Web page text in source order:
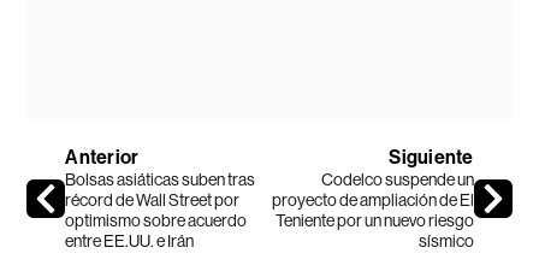
Anterior
Bolsas asiáticas suben tras
récord de Wall Street por
optimismo sobre acuerdo
entre EE.UU. e Irán
Siguiente
Codelco suspende un
proyecto de ampliación de El
Teniente por un nuevo riesgo
sísmico